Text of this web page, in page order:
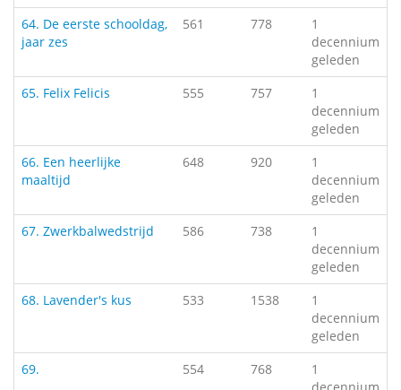
64. De eerste schooldag,
jaar zes
561 778
1
decennium
geleden
65. Felix Felicis
555 757
1
decennium
geleden
66. Een heerlijke
maaltijd
648 920
1
decennium
geleden
67. Zwerkbalwedstrijd
586 738
1
decennium
geleden
68. Lavender's kus
533 1538
1
decennium
geleden
69.
554 768
1